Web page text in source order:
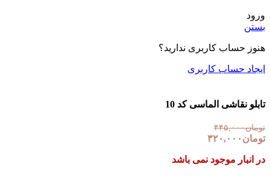
ورود
بستن
هنوز حساب کاربری ندارید؟
ایجاد حساب کاربری
تابلو نقاشی الماسی کد 10
تومان۴۴۵,۰۰۰
تومان۳۲۰,۰۰۰
در انبار موجود نمی باشد